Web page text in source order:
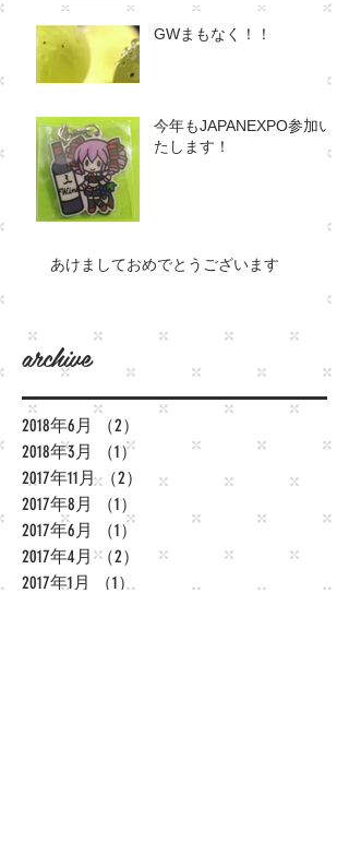
GWまもなく！！
今年もJAPANEXPO参加い
たします！
あけましておめでとうございます
​archive
2018年6月 （2）
2018年3月
（1）
1件の記事
2017年11月 （2）
2件の記事
2017年8月
（1）
2017年6月
（1）
2017年4月 （2）
2件の記事
2017年1月
（1） 1件の記事